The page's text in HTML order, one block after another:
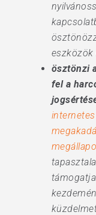
eszközök
ösztönzi
fel a